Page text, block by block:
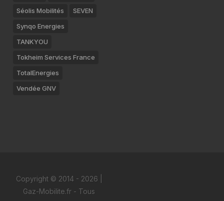
Séolis Mobilités
SEVEN
Synqo Energies
TANKYOU
Tokheim Services France
TotalEnergies
Vendée GNV
Copyright © 2014 - 2026 |
Gaz-Mobilite.fr - Tous